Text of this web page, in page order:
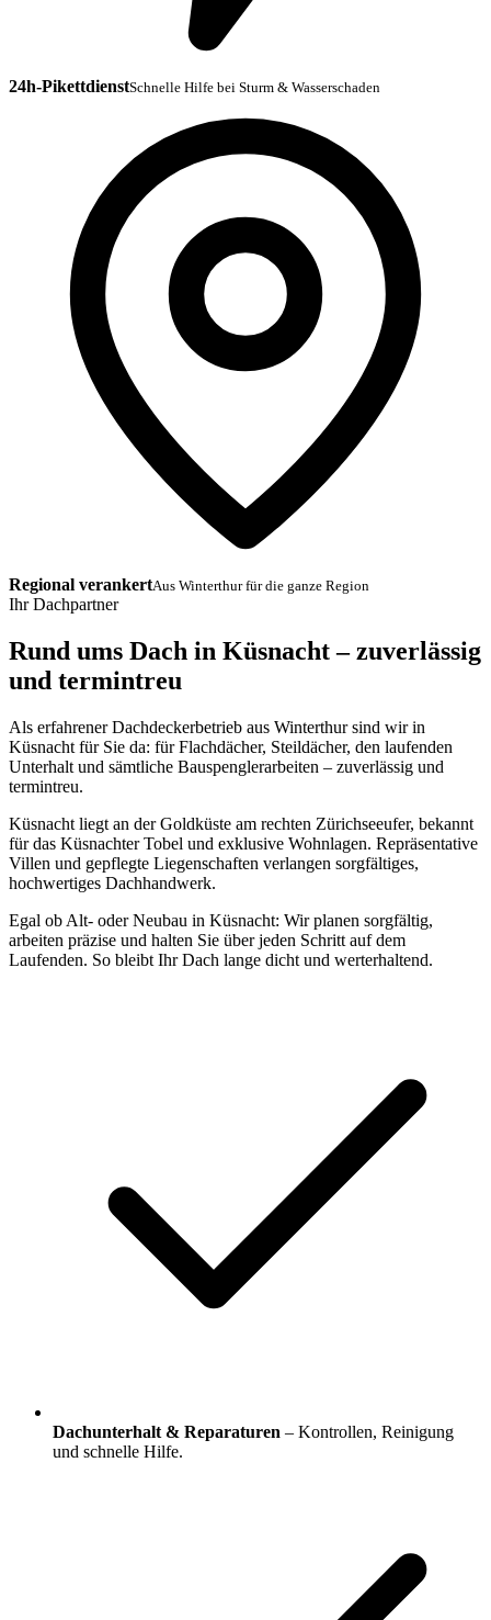
24h-PikettdienstSchnelle Hilfe bei Sturm & Wasserschaden
Regional verankertAus Winterthur für die ganze Region
Ihr Dachpartner
Rund ums Dach in Küsnacht – zuverlässig
und termintreu
Als erfahrener Dachdeckerbetrieb aus Winterthur sind wir in
Küsnacht für Sie da: für Flachdächer, Steildächer, den laufenden
Unterhalt und sämtliche Bauspenglerarbeiten – zuverlässig und
termintreu.
Küsnacht liegt an der Goldküste am rechten Zürichseeufer, bekannt
für das Küsnachter Tobel und exklusive Wohnlagen. Repräsentative
Villen und gepflegte Liegenschaften verlangen sorgfältiges,
hochwertiges Dachhandwerk.
Egal ob Alt- oder Neubau in Küsnacht: Wir planen sorgfältig,
arbeiten präzise und halten Sie über jeden Schritt auf dem
Laufenden. So bleibt Ihr Dach lange dicht und werterhaltend.
Dachunterhalt & Reparaturen – Kontrollen, Reinigung
und schnelle Hilfe.